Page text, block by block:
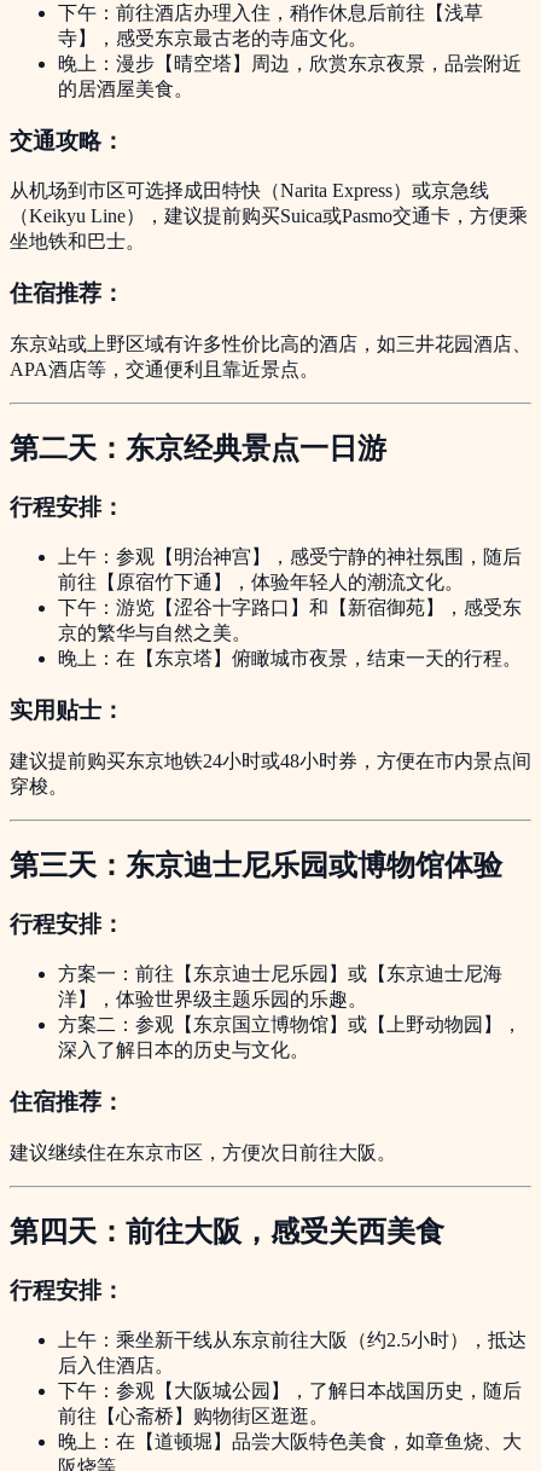
下午：前往酒店办理入住，稍作休息后前往【浅草
寺】，感受东京最古老的寺庙文化。
晚上：漫步【晴空塔】周边，欣赏东京夜景，品尝附近
的居酒屋美食。
交通攻略：
从机场到市区可选择成田特快（Narita Express）或京急线
（Keikyu Line），建议提前购买Suica或Pasmo交通卡，方便乘
坐地铁和巴士。
住宿推荐：
东京站或上野区域有许多性价比高的酒店，如三井花园酒店、
APA酒店等，交通便利且靠近景点。
第二天：东京经典景点一日游
行程安排：
上午：参观【明治神宫】，感受宁静的神社氛围，随后
前往【原宿竹下通】，体验年轻人的潮流文化。
下午：游览【涩谷十字路口】和【新宿御苑】，感受东
京的繁华与自然之美。
晚上：在【东京塔】俯瞰城市夜景，结束一天的行程。
实用贴士：
建议提前购买东京地铁24小时或48小时券，方便在市内景点间
穿梭。
第三天：东京迪士尼乐园或博物馆体验
行程安排：
方案一：前往【东京迪士尼乐园】或【东京迪士尼海
洋】，体验世界级主题乐园的乐趣。
方案二：参观【东京国立博物馆】或【上野动物园】，
深入了解日本的历史与文化。
住宿推荐：
建议继续住在东京市区，方便次日前往大阪。
第四天：前往大阪，感受关西美食
行程安排：
上午：乘坐新干线从东京前往大阪（约2.5小时），抵达
后入住酒店。
下午：参观【大阪城公园】，了解日本战国历史，随后
前往【心斋桥】购物街区逛逛。
晚上：在【道顿堀】品尝大阪特色美食，如章鱼烧、大